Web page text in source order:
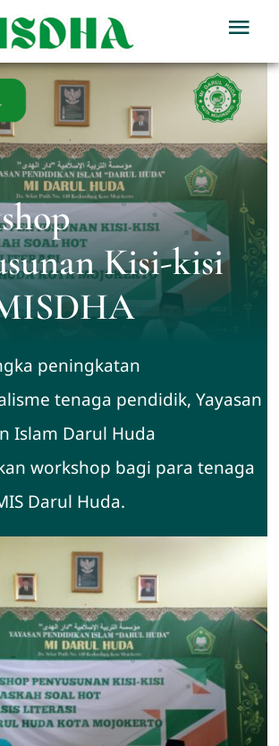
Kisi-kisi
peningkatan
tenaga pendidik, Yayasan
Islam Darul Huda
workshop bagi para tenaga
Darul Huda.